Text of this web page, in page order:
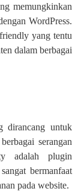
memungkinkan
WordPress.
yang tentu
dalam berbagai
dirancang untuk
serangan
adalah plugin
bermanfaat
pada website.